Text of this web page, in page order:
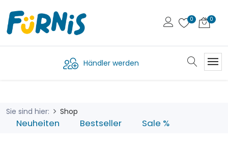
Händler werden
Sie sind hier: Shop
Neuheiten Bestseller Sale %